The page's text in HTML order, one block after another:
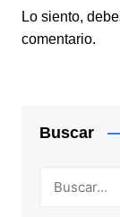
Lo siento,
comentario.
Buscar